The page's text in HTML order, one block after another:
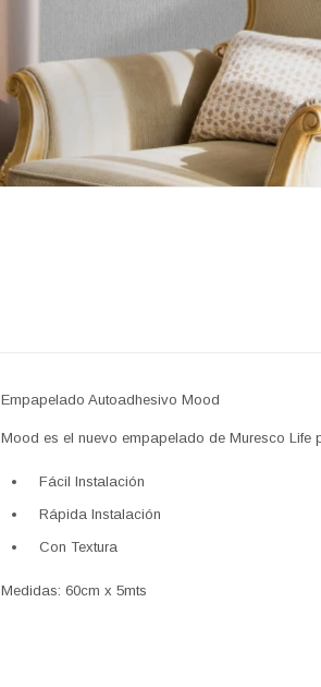
Empapelado Autoadhesivo Mood
Mood es el nuevo empapelado de Muresco Life
Fácil Instalación
Rápida Instalación
Con Textura
Medidas: 60cm x 5mts